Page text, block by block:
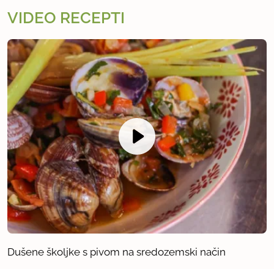
VIDEO RECEPTI
Dušene školjke s pivom na sredozemski način